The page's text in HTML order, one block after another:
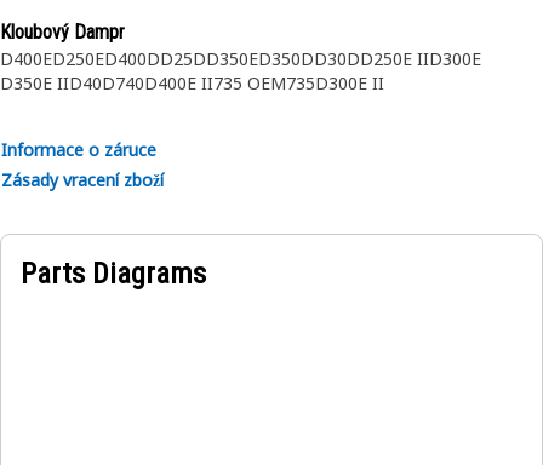
Kloubový Dampr
D400ED250ED400DD25DD350ED350DD30DD250E IID300E
D350E IID40D740D400E II735 OEM735D300E II
Informace o záruce
Zásady vracení zboží
Parts Diagrams